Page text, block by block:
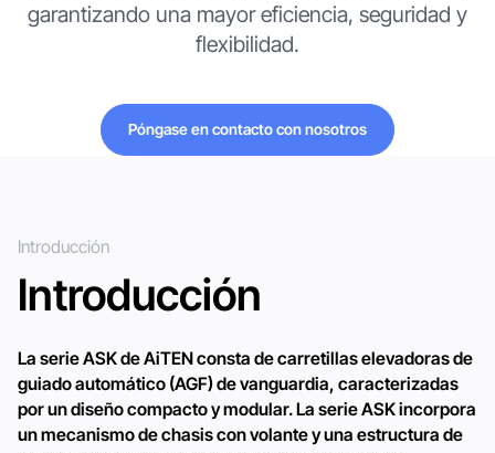
garantizando una mayor eficiencia, seguridad y
flexibilidad.
Póngase en contacto con nosotros
Introducción
Introducción
La serie ASK de AiTEN consta de carretillas elevadoras de
guiado automático (AGF) de vanguardia, caracterizadas
por un diseño compacto y modular. La serie ASK incorpora
un mecanismo de chasis con volante y una estructura de